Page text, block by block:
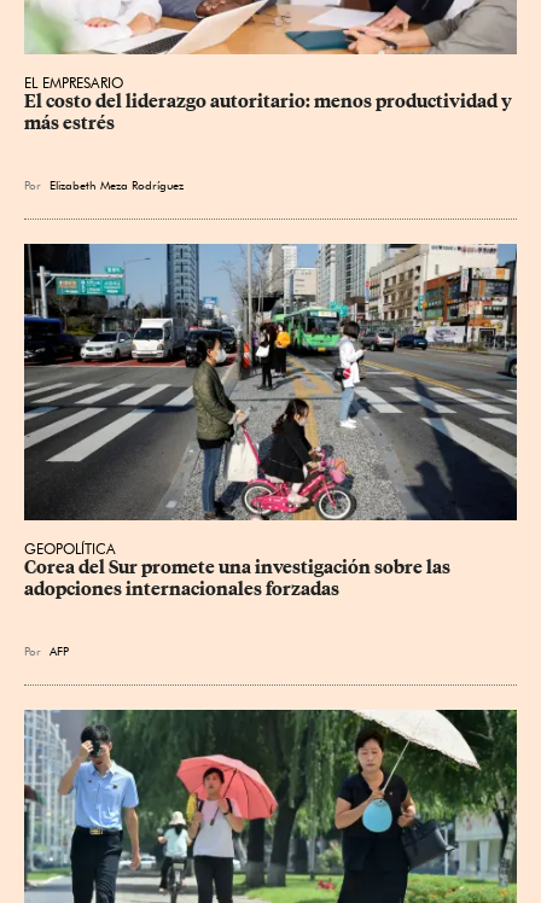
EL EMPRESARIO
El costo del liderazgo autoritario: menos productividad y
más estrés
Por Elizabeth Meza Rodríguez
GEOPOLÍTICA
Corea del Sur promete una investigación sobre las
adopciones internacionales forzadas
Por AFP